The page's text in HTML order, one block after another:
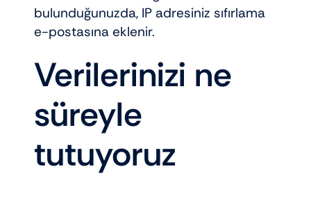
bulunduğunuzda, IP adresiniz sıfırlama
e-postasına eklenir.
Verilerinizi ne
süreyle
tutuyoruz